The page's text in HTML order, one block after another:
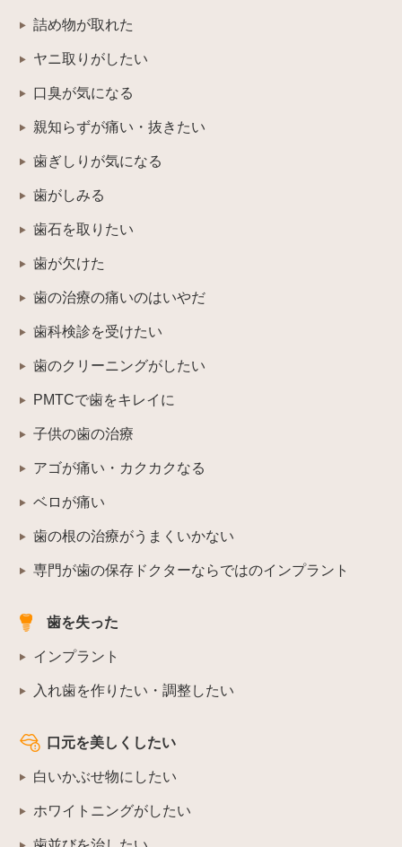
詰め物が取れた
ヤニ取りがしたい
口臭が気になる
親知らずが痛い・抜きたい
歯ぎしりが気になる
歯がしみる
歯石を取りたい
歯が欠けた
歯の治療の痛いのはいやだ
歯科検診を受けたい
歯のクリーニングがしたい
PMTCで歯をキレイに
子供の歯の治療
アゴが痛い・カクカクなる
ベロが痛い
歯の根の治療がうまくいかない
専門が歯の保存ドクターならではのインプラント
歯を失った
インプラント
入れ歯を作りたい・調整したい
口元を美しくしたい
白いかぶせ物にしたい
ホワイトニングがしたい